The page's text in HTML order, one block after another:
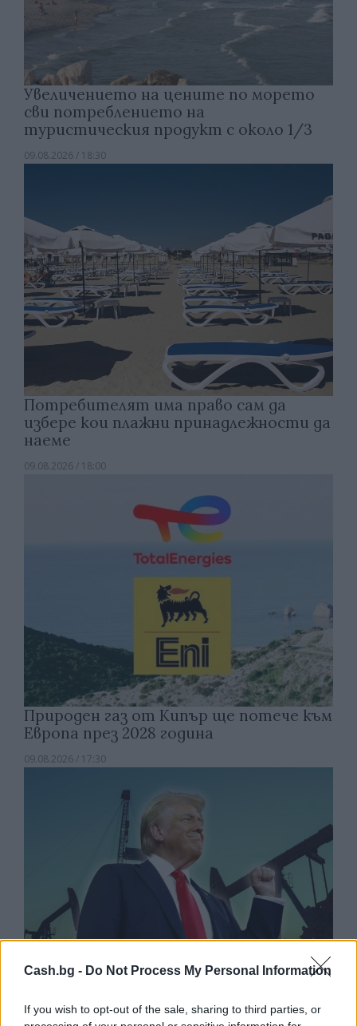
Cash.bg - Do Not Process My Personal Information
If you wish to opt-out of the sale, sharing to third parties, or
Увеличението на цените по морето
сви потреблението на
туристическия продукт с около 1/3
09.08.2026 / 18:30
Потребителят има право сам да
избере кои плажни принадлежности да
наеме
09.08.2026 / 18:00
Природен газ от Кипър ще потече към
Европа през 2028 година
09.08.2026 / 17:30
Белият дом спира проекти за